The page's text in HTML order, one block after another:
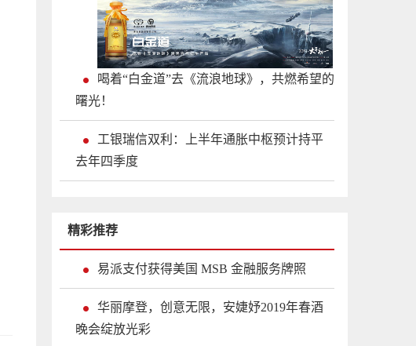
喝着“白金道”去《流浪地球》，共燃希望的
曙光！
工银瑞信双利：上半年通胀中枢预计持平
去年四季度
精彩推荐
易派支付获得美国 MSB 金融服务牌照
华丽摩登，创意无限，安婕妤2019年春酒
晚会绽放光彩